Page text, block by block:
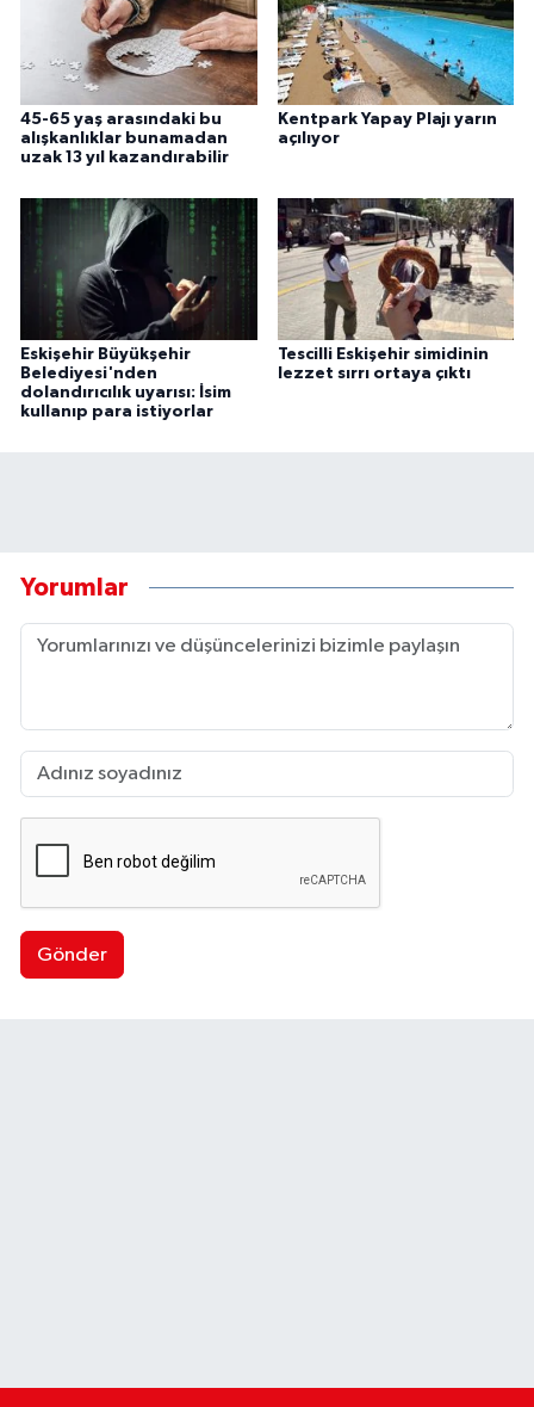
45-65 yaş arasındaki bu
alışkanlıklar bunamadan
uzak 13 yıl kazandırabilir
Kentpark Yapay Plajı yarın
açılıyor
Eskişehir Büyükşehir
Belediyesi'nden
dolandırıcılık uyarısı: İsim
kullanıp para istiyorlar
Tescilli Eskişehir simidinin
lezzet sırrı ortaya çıktı
Yorumlar
Gönder